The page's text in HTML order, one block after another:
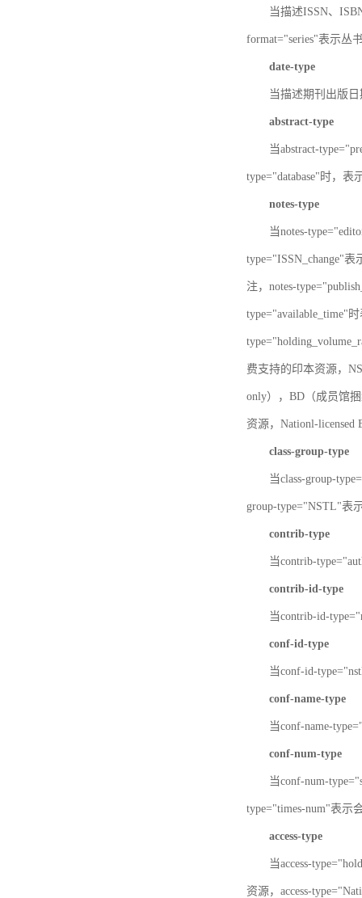
当描述ISSN、
format="series"表示丛
date-type
当描述期刊出版日
abstract-type
当abstract-
type="database"时，表
notes-type
当notes-
type="ISSN_change"
注，notes-
type="available_time"
费支持的印本资源，
only），BD（成员馆
资源，Nationl-licensed
class-group-type
当class-group-
group-type="NSTL"表
contrib-type
当contrib-
contrib-id-type
当contrib-id-
conf-id-type
当conf-id-
conf-name-type
当conf-name-
conf-num-type
当conf-num-
type="times-num"表示
access-type
当access-
资源，access-